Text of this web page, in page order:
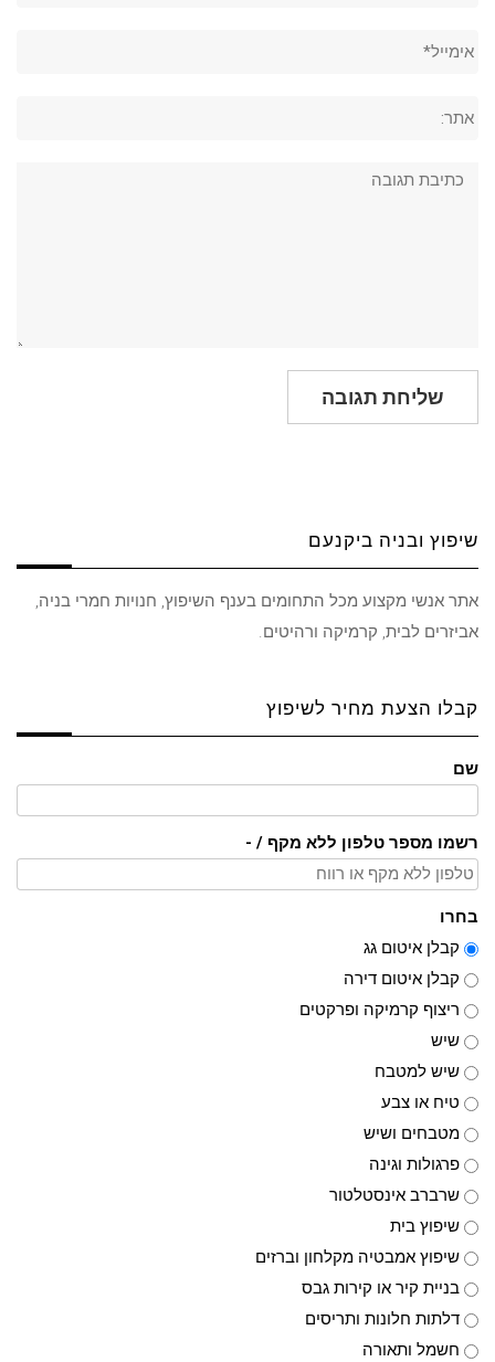
שיפוץ ובניה ביקנעם
אתר אנשי מקצוע מכל התחומים בענף השיפוץ, חנויות חמרי בניה,
אביזרים לבית, קרמיקה ורהיטים.
קבלו הצעת מחיר לשיפוץ
שם
רשמו מספר טלפון ללא מקף / -
בחרו
קבלן איטום גג
קבלן איטום דירה
ריצוף קרמיקה ופרקטים
שיש
שיש למטבח
טיח או צבע
מטבחים ושיש
פרגולות וגינה
שרברב אינסטלטור
שיפוץ בית
שיפוץ אמבטיה מקלחון וברזים
בניית קיר או קירות גבס
דלתות חלונות ותריסים
חשמל ותאורה